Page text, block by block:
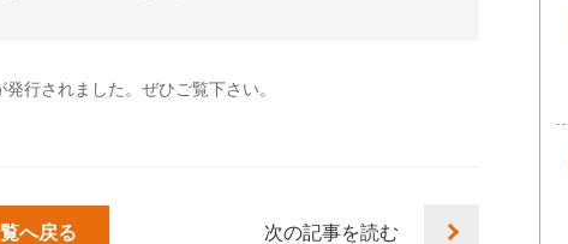
発行されました。ぜひご覧下さい。
へ戻る 次の記事を読む